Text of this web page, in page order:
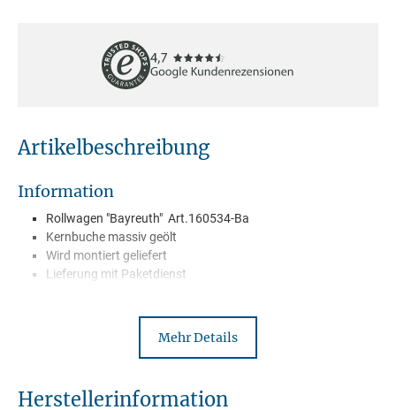
Artikelbeschreibung
Information
Rollwagen "Bayreuth" Art.160534-Ba
Kernbuche massiv geölt
Wird montiert geliefert
Lieferung mit Paketdienst
ist robust, funktionell und pflegeleicht! Einzigartig ist das schöne
Mehr Details
Herstellerinformation